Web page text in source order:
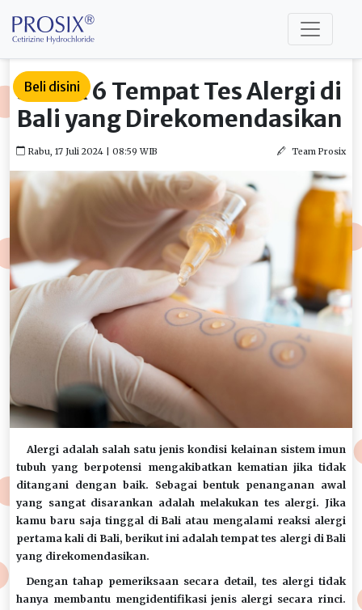
Beli disini
Simak 6 Tempat Tes Alergi di
Bali yang Direkomendasikan
Rabu, 17 Juli 2024 | 08:59 WIB Team Prosix
Alergi adalah salah satu jenis kondisi kelainan sistem imun
tubuh yang berpotensi mengakibatkan kematian jika tidak
ditangani dengan baik. Sebagai bentuk penanganan awal
yang sangat disarankan adalah melakukan tes alergi. Jika
kamu baru saja tinggal di Bali atau mengalami reaksi alergi
pertama kali di Bali, berikut ini adalah tempat tes alergi di Bali
yang direkomendasikan.
Dengan tahap pemeriksaan secara detail, tes alergi tidak
hanya membantu mengidentifikasi jenis alergi secara rinci.